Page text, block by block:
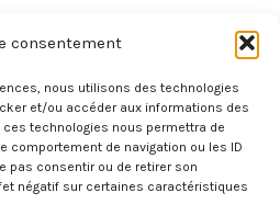
consentement
nous utilisons des technologies
et/ou accéder aux informations des
technologies nous permettra de
comportement de navigation ou les ID
pas consentir ou de retirer son
négatif sur certaines caractéristiques
Publicitaires-LaTige®